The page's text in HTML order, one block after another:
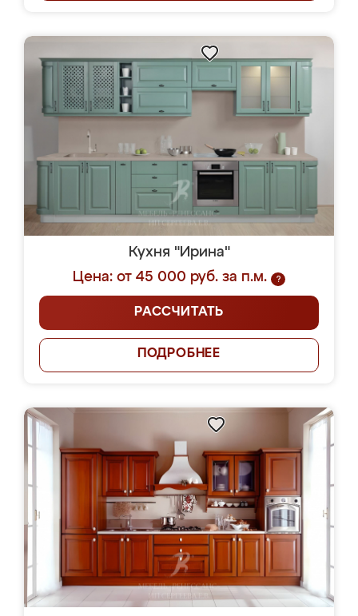
Кухня "Ирина"
Цена: от 45 000 руб. за п.м.
?
РАССЧИТАТЬ
ПОДРОБНЕЕ